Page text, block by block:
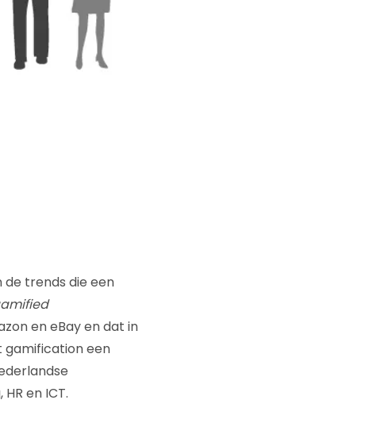
de trends die een
en eBay en dat in
gamification een
en ICT.